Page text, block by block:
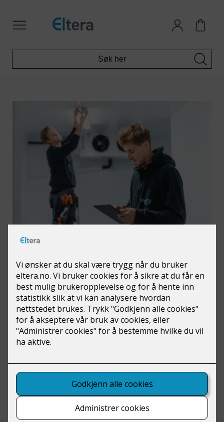
Eltera Skagerrak tør å satse på
deg
Mange foretrekker en forutsigbar arbeidshverdag.
Det er ikke tilfellet for Christian Nyhus. Han har
jobbet som serviceelektriker hos Eltera Skagerrak i
lang tid, og synes det aller beste er å ikke være låst
til én oppgave hver eneste da. Det beste med å jobbe
du får reise til mange nye steder og du må finne ut
av ting selv. Du er din egen sjef, og den tilliten får du
over tid, sier han.